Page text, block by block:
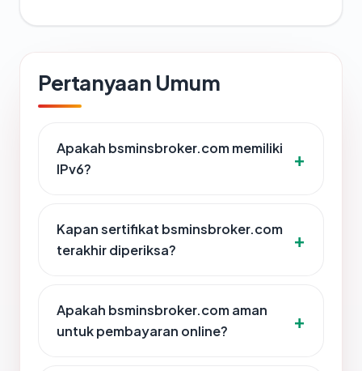
Pertanyaan Umum
Apakah bsminsbroker.com memiliki
IPv6?
Kapan sertifikat bsminsbroker.com
terakhir diperiksa?
Apakah bsminsbroker.com aman
untuk pembayaran online?